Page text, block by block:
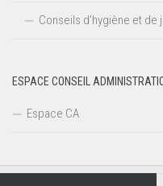
Conseils d’hygiène et de
ESPACE CONSEIL
Espace CA